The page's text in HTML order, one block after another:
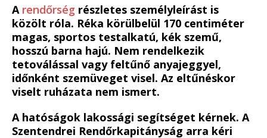
A rendőrség részletes személyleírást is
közölt róla. Réka körülbelül 170 centiméter
magas, sportos testalkatú, kék szemű,
hosszú barna hajú. Nem rendelkezik
tetoválással vagy feltűnő anyajeggyel,
időnként szemüveget visel. Az eltűnéskor
viselt ruházata nem ismert.
A hatóságok lakossági segítséget kérnek. A
Szentendrei Rendőrkapitányság arra kéri